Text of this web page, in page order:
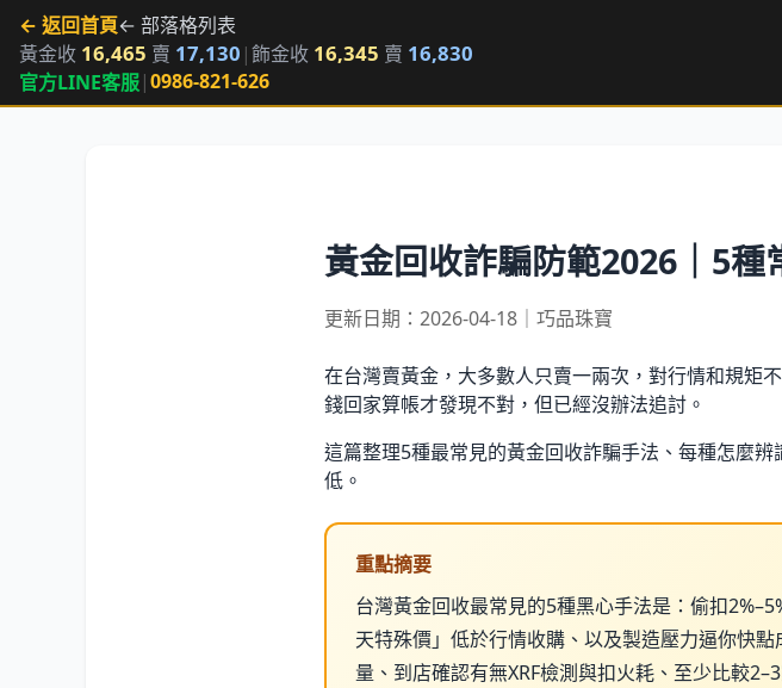
← 返回首頁← 部落格列表
黃金收 16,465 賣 17,130 |飾金收 16,345 賣 16,830
官方LINE客服|0986-821-626
黃金回收詐騙防範2026｜5
更新日期：2026-04-18｜巧品珠寶
在台灣賣黃金，大多數人只賣一兩次，對行情和規矩
錢回家算帳才發現不對，但已經沒辦法追討。
這篇整理5種最常見的黃金回收詐騙手法、每種怎麼
低。
重點摘要
台灣黃金回收最常見的5種黑心手法是：偷扣
天特殊價」低於行情收購、以及製造壓力逼你快
量、到店確認有無XRF檢測與扣火耗、至少比較